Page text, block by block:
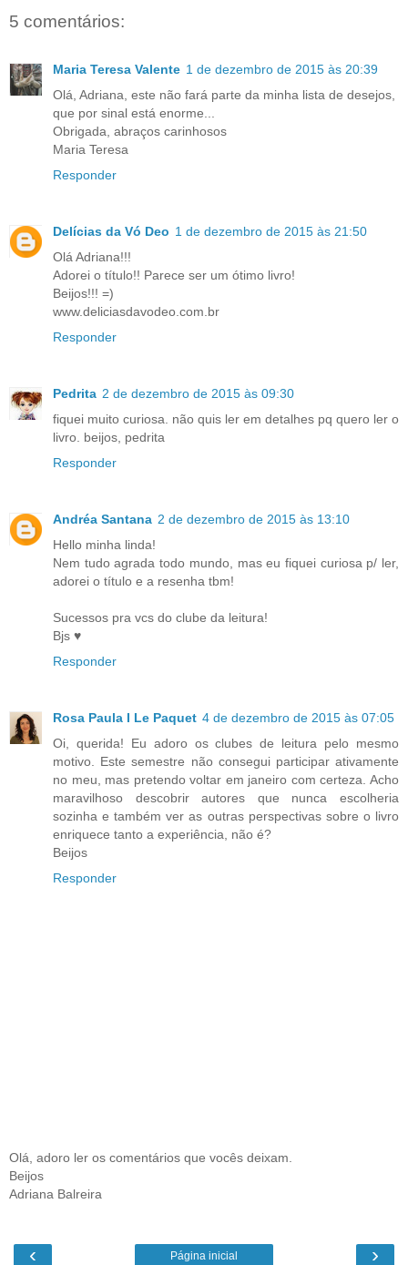
5 comentários:
Maria Teresa Valente 1 de dezembro de 2015 às 20:39
Olá, Adriana, este não fará parte da minha lista de desejos,
que por sinal está enorme...
Obrigada, abraços carinhosos
Maria Teresa
Responder
Delícias da Vó Deo 1 de dezembro de 2015 às 21:50
Olá Adriana!!!
Adorei o título!! Parece ser um ótimo livro!
Beijos!!! =)
www.deliciasdavodeo.com.br
Responder
Pedrita 2 de dezembro de 2015 às 09:30
fiquei muito curiosa. não quis ler em detalhes pq quero ler o
livro. beijos, pedrita
Responder
Andréa Santana 2 de dezembro de 2015 às 13:10
Hello minha linda!
Nem tudo agrada todo mundo, mas eu fiquei curiosa p/ ler,
adorei o título e a resenha tbm!
Sucessos pra vcs do clube da leitura!
Bjs ♥
Responder
Rosa Paula I Le Paquet 4 de dezembro de 2015 às 07:05
Oi, querida! Eu adoro os clubes de leitura pelo mesmo
motivo. Este semestre não consegui participar ativamente
no meu, mas pretendo voltar em janeiro com certeza. Acho
maravilhoso descobrir autores que nunca escolheria
sozinha e também ver as outras perspectivas sobre o livro
enriquece tanto a experiência, não é?
Beijos
Responder
Olá, adoro ler os comentários que vocês deixam.
Beijos
Adriana Balreira
‹ ›
Página inicial